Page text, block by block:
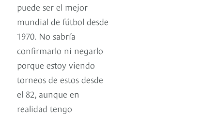
puede ser el mejor
mundial de fútbol desde
1970. No sabría
confirmarlo ni negarlo
porque estoy viendo
torneos de estos desde
el 82, aunque en
realidad tengo